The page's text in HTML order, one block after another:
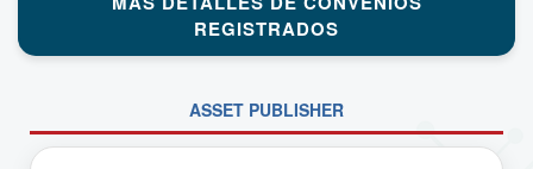
REGISTRADOS
ASSET PUBLISHER